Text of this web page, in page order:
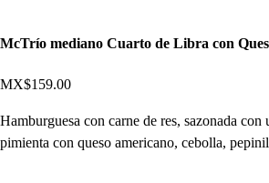
McTrío mediano Cuarto de Libra con
MX$159.00
Hamburguesa con carne de res, sazonada con
pimienta con queso americano, cebolla,